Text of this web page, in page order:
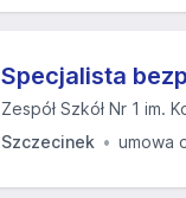
Specjalista
Zespół Szkół Nr 1 im.
Szczecinek
umowa